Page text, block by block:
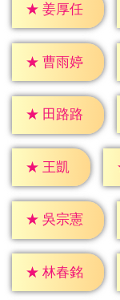
★ 姜厚任
★ 曹雨婷
★ 田路路
★ 王凱
★ 吳宗憲
★ 林春銘